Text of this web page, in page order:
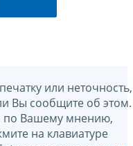
или неточность,
Вы сообщите об этом.
по Вашему мнению,
на клавиатуре